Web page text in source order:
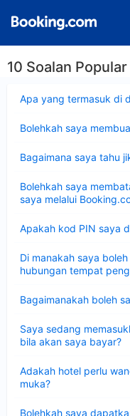
10 Soalan Popular
Apa yang termasuk di
Bolehkah saya
Bagaimana saya tahu
Bolehkah saya
saya melalui
Apakah kod PIN saya
Di manakah saya
hubungan tempat
Bagaimanakah boleh
Saya sedang
bila akan saya bayar?
Adakah hotel perlu
muka?
Bolehkah saya